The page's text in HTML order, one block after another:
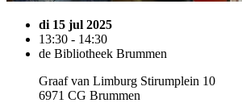
di 15 jul 2025
13:30 - 14:30
de Bibliotheek Brummen
Graaf van Limburg Stirumplein 10
6971 CG Brummen